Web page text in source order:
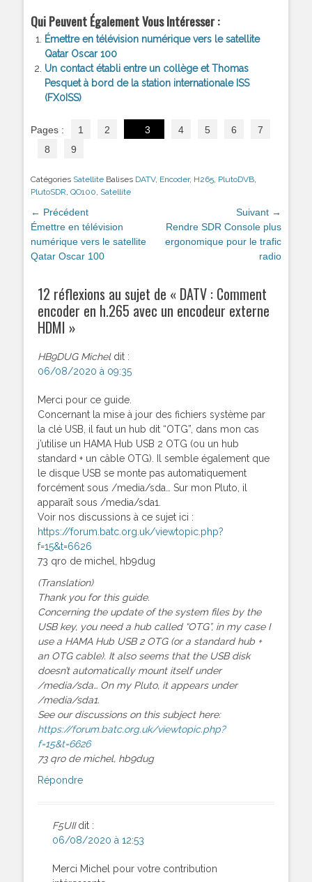
Qui Peuvent Également Vous Intéresser :
Émettre en télévision numérique vers le satellite
Qatar Oscar 100
Un contact établi entre un collège et Thomas
Pesquet à bord de la station internationale ISS
(FX0ISS)
Pages : 1 2 3 4 5 6
7
8
9
Catégories Satellite Balises DATV, Encoder, H265 PlutoDVB
PlutoSDR QO100 Satellite
Navigation
de
l’article
← Précédent
Article
précédent :
Émettre en télévision
numérique vers le satellite
Qatar Oscar 100
Suivant →
Article
suivant :
Rendre SDR Console plus
ergonomique pour le trafic
radio
12 réflexions au sujet de « DATV : Comment
encoder en h.265 avec un encodeur externe
HDMI »
HB9DUG Michel dit :
06/08/2020 à 09:35
Merci pour ce guide.
Concernant la mise à jour des fichiers système par
la clé USB, il faut un hub dit “OTG”, dans mon cas
j’utilise un HAMA Hub USB 2 OTG (ou un hub
standard + un câble OTG). Il semble également que
le disque USB se monte pas automatiquement
forcément sous /media/sda… Sur mon Pluto, il
apparaît sous /media/sda1.
Voir nos discussions à ce sujet ici :
https://forum.batc.org.uk/viewtopic.php?
f=15&t=6626
73 qro de michel, hb9dug
(Translation)
Thank you for this guide.
Concerning the update of the system files by the
USB key, you need a hub called “OTG”, in my case I
use a HAMA Hub USB 2 OTG (or a standard hub +
an OTG cable). It also seems that the USB disk
doesn’t automatically mount itself under
/media/sda… On my Pluto, it appears under
/media/sda1.
See our discussions on this subject here:
https://forum.batc.org.uk/viewtopic.php?
f=15&t=6626
73 qro de michel, hb9dug
Répondre
F5UII dit :
06/08/2020 à 12:53
Merci Michel pour votre contribution